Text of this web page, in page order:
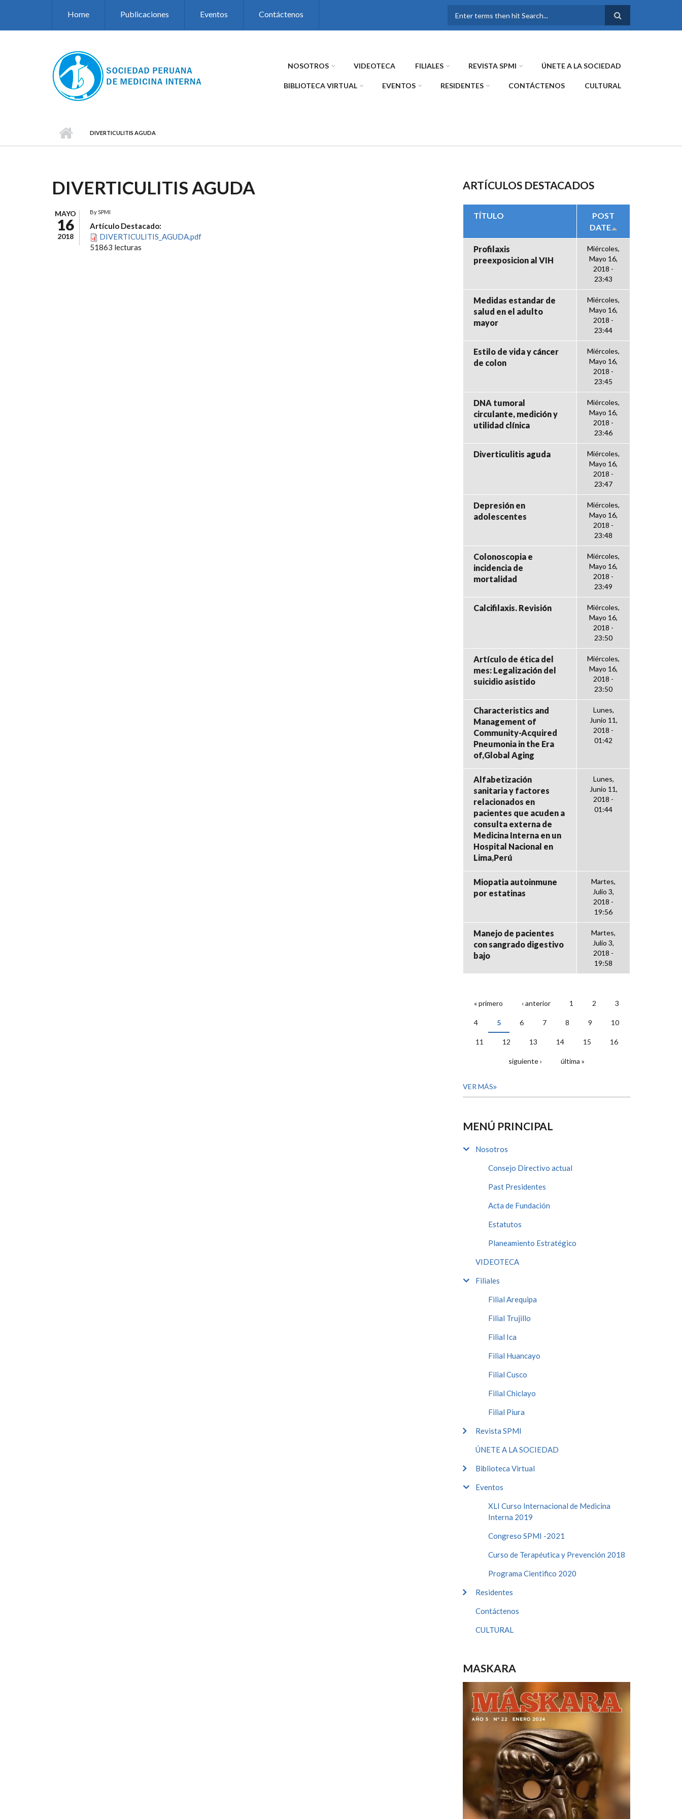
Home Publicaciones Eventos Contáctenos
FORMULARIO DE
NOSOTROS VIDEOTECA FILIALES REVISTA SPMI ÚNETE A LA SOCIEDAD
BIBLIOTECA VIRTUAL EVENTOS RESIDENTES CONTÁCTENOS CULTURAL
DIVERTICULITIS AGUDA
DIVERTICULITIS AGUDA
MAYO
16
2018
BySPMI
Artículo Destacado:
DIVERTICULITIS_AGUDA.pdf
51863 lecturas
ARTÍCULOS DESTACADOS
TÍTULO
POST
DATE
Profilaxis
preexposicion al VIH
Miércoles,
Mayo 16,
2018 -
23:43
Medidas estandar de
salud en el adulto
mayor
Miércoles,
Mayo 16,
2018 -
23:44
Estilo de vida y cáncer
de colon
Miércoles,
Mayo 16,
2018 -
23:45
DNA tumoral
circulante, medición y
utilidad clínica
Miércoles,
Mayo 16,
2018 -
23:46
Diverticulitis aguda
Miércoles,
Mayo 16,
2018 -
23:47
Depresión en
adolescentes
Miércoles,
Mayo 16,
2018 -
23:48
Colonoscopia e
incidencia de
mortalidad
Miércoles,
Mayo 16,
2018 -
23:49
Calcifilaxis. Revisión
Miércoles,
Mayo 16,
2018 -
23:50
Artículo de ética del
mes: Legalización del
suicidio asistido
Miércoles,
Mayo 16,
2018 -
23:50
Characteristics and
Management of
Community-Acquired
Pneumonia in the Era
of,Global Aging
Lunes,
Junio 11,
2018 -
01:42
Alfabetización
sanitaria y factores
relacionados en
pacientes que acuden a
consulta externa de
Medicina Interna en un
Hospital Nacional en
Lima,Perú
Lunes,
Junio 11,
2018 -
01:44
Miopatia autoinmune
por estatinas
Martes,
Julio 3,
2018 -
19:56
Manejo de pacientes
con sangrado digestivo
bajo
Martes,
Julio 3,
2018 -
19:58
PÁGINAS
« primero ‹ anterior 1 2 3
4 5 6 7 8 9 10
11 12 13 14 15 16
siguiente › última »
VER MÁS
MENÚ PRINCIPAL
Nosotros
Consejo Directivo actual
Past Presidentes
Acta de Fundación
Estatutos
Planeamiento Estratégico
VIDEOTECA
Filiales
Filial Arequipa
Filial Trujillo
Filial Ica
Filial Huancayo
Filial Cusco
Filial Chiclayo
Filial Piura
Revista SPMI
ÚNETE A LA SOCIEDAD
Biblioteca Virtual
Eventos
XLI Curso Internacional de Medicina
Interna 2019
Congreso SPMI -2021
Curso de Terapéutica y Prevención 2018
Programa Cientifico 2020
Residentes
Contáctenos
CULTURAL
MASKARA